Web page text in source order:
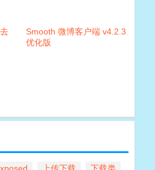
Smooth 微博客户端 v4.2.3
优化版